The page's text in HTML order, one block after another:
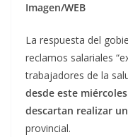
Imagen/WEB
La respuesta del
reclamos salariales
trabajadores de la
desde este
descartan realizar
provincial.